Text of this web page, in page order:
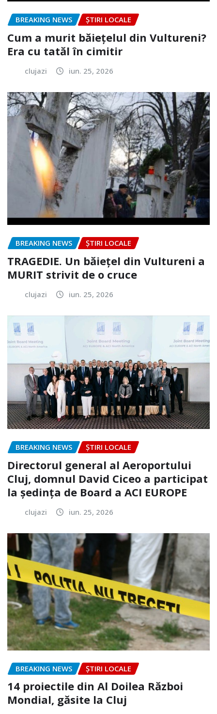
BREAKING NEWS ȘTIRI LOCALE
Cum a murit băiețelul din Vultureni?
Era cu tatăl în cimitir
clujazi iun. 25, 2026
BREAKING NEWS ȘTIRI LOCALE
TRAGEDIE. Un băiețel din Vultureni a
MURIT strivit de o cruce
clujazi iun. 25, 2026
BREAKING NEWS ȘTIRI LOCALE
Directorul general al Aeroportului
Cluj, domnul David Ciceo a participat
la ședința de Board a ACI EUROPE
clujazi iun. 25, 2026
BREAKING NEWS ȘTIRI LOCALE
14 proiectile din Al Doilea Război
Mondial, găsite la Cluj